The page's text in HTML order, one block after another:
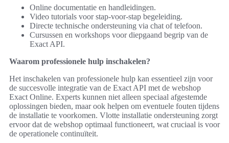
Online documentatie en handleidingen.
Video tutorials voor stap-voor-stap begeleiding.
Directe technische ondersteuning via chat of telefoon.
Cursussen en workshops voor diepgaand begrip van de
Exact API.
Waarom professionele hulp inschakelen?
Het inschakelen van professionele hulp kan essentieel zijn voor
de succesvolle integratie van de Exact API met de webshop
Exact Online. Experts kunnen niet alleen speciaal afgestemde
oplossingen bieden, maar ook helpen om eventuele fouten tijdens
de installatie te voorkomen. Vlotte installatie ondersteuning zorgt
ervoor dat de webshop optimaal functioneert, wat cruciaal is voor
de operationele continuïteit.